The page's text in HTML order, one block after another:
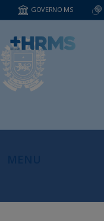
GOVERNO MS